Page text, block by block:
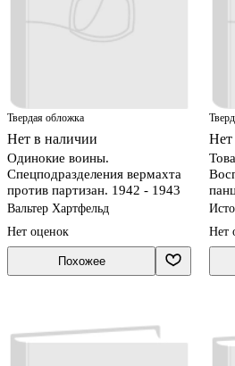
Твердая обложка
Нет в наличии
Одинокие воины.
Спецподразделения вермахта
против партизан. 1942 - 1943
Вальтер Хартфельд
Нет оценок
Похожее
Нет
Нет